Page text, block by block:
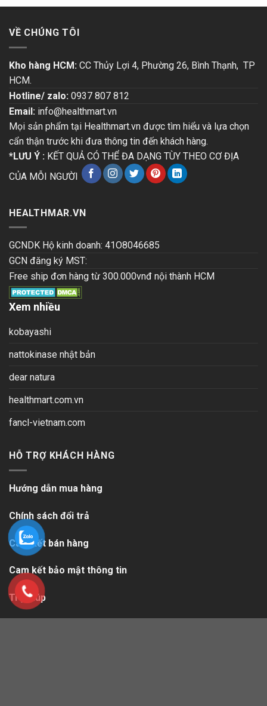
VỀ CHÚNG TÔI
Kho hàng HCM: CC Thủy Lợi 4, Phường 26, Bình Thạnh, TP
HCM.
Hotline/ zalo: 0937 807 812
Email: info@healthmart.vn
Mọi sản phẩm tại Healthmart.vn được tìm hiểu và lựa chọn
cẩn thận trước khi đưa thông tin đến khách hàng.
*LƯU Ý : KẾT QUẢ CÓ THỂ ĐA DẠNG TÙY THEO CƠ ĐỊA
CỦA MỖI NGƯỜI
HEALTHMAR.VN
GCNDK Hộ kinh doanh: 41O8046685
GCN đăng ký MST:
Free ship đơn hàng từ 300.000vnđ nội thành HCM
Xem nhiều
kobayashi
nattokinase nhật bản
dear natura
healthmart.com.vn
fancl-vietnam.com
HỖ TRỢ KHÁCH HÀNG
Hướng dẫn mua hàng
Chính sách đổi trả
Cam kết bán hàng
Cam kết bảo mật thông tin
Trợ giúp